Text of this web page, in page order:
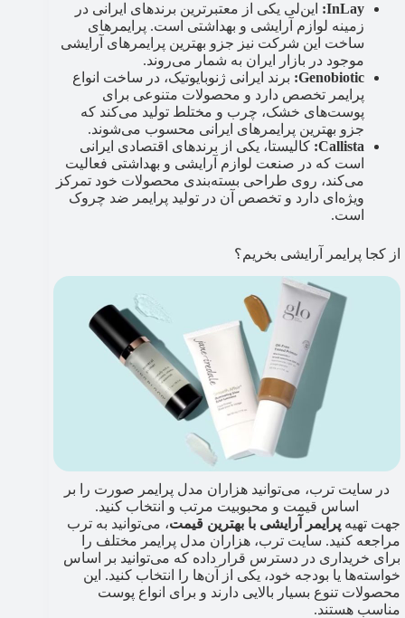
InLay:
این‌لی یکی از معتبرترین برندهای ایرانی در
زمینه لوازم آرایشی و بهداشتی است. پرایمرهای
ساخت این شرکت نیز جزو بهترین پرایمرهای آرایشی
موجود در بازار ایران به شمار می‌روند.
Genobiotic: برند ایرانی ژنوبایوتیک، در ساخت انواع
پرایمر تخصص دارد و محصولات متنوعی برای
پوست‌های خشک، چرب و مختلط تولید می‌کند که
جزو بهترین پرایمرهای ایرانی محسوب می‌شوند.
Callista: کالیستا، یکی از برندهای اقتصادی ایرانی
است که در صنعت لوازم آرایشی و بهداشتی فعالیت
می‌کند، روی طراحی بسته‌بندی محصولات خود تمرکز
ویژه‌ای دارد و تخصص آن در تولید پرایمر ضد چروک
است.
از کجا پرایمر آرایشی بخریم؟
در سایت ترب، می‌توانید هزاران مدل پرایمر صورت را بر
اساس قیمت و محبوبیت مرتب و انتخاب کنید.
جهت تهیه پرایمر آرایشی با بهترین قیمت، می‌توانید به ترب
مراجعه کنید. سایت ترب، هزاران مدل پرایمر مختلف را
برای خریداری در دسترس قرار داده که می‌توانید بر اساس
خواسته‌ها یا بودجه خود، یکی از آن‌ها را انتخاب کنید. این
محصولات تنوع بسیار بالایی دارند و برای انواع پوست
مناسب هستند.